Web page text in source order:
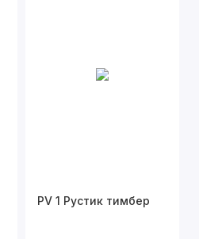
PV 1 Рустик тимбер